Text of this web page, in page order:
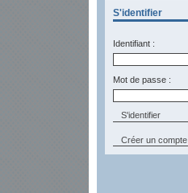
S'identifier
Identifiant :
Mot de passe :
Créer un compte